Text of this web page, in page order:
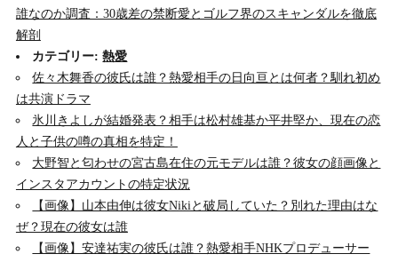
誰なのか調査：30歳差の禁断愛とゴルフ界のスキャンダルを徹底
解剖
カテゴリー:熱愛
佐々木舞香の彼氏は誰？熱愛相手の日向亘とは何者？馴れ初め
は共演ドラマ
氷川きよしが結婚発表？相手は松村雄基か平井堅か、現在の恋
人と子供の噂の真相を特定！
大野智と匂わせの宮古島在住の元モデルは誰？彼女の顔画像と
インスタアカウントの特定状況
【画像】山本由伸は彼女Nikiと破局していた？別れた理由はな
ぜ？現在の彼女は誰
【画像】安達祐実の彼氏は誰？熱愛相手NHKプロデューサー